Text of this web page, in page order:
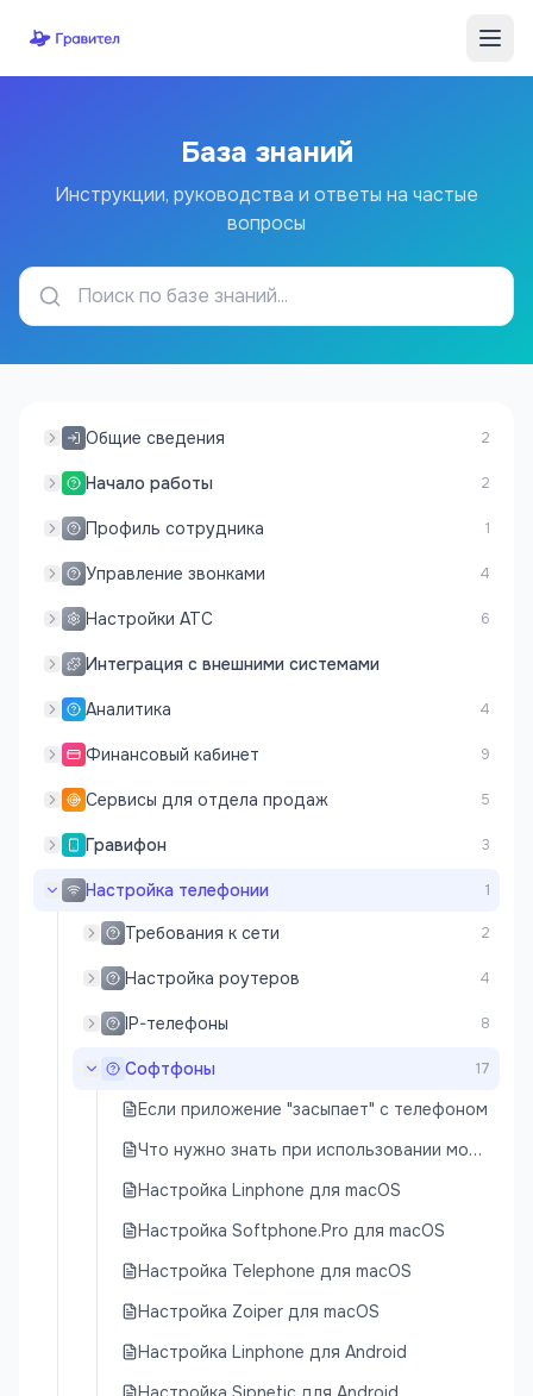
База знаний
Инструкции, руководства и ответы на частые
вопросы
Общие сведения 2
Начало работы 2
Профиль сотрудника 1
Управление звонками 4
Настройки АТС 6
Интеграция с внешними системами
Аналитика 4
Финансовый кабинет 9
Сервисы для отдела продаж 5
Гравифон 3
Настройка телефонии 1
Требования к сети 2
Настройка роутеров 4
IP-телефоны 8
Софтфоны 17
Если приложение "засыпает" с телефоном
Что нужно знать при использовании мобильных софтфонов
Настройка Linphone для macOS
Настройка Softphone.Pro для macOS
Настройка Telephone для macOS
Настройка Zoiper для macOS
Настройка Linphone для Android